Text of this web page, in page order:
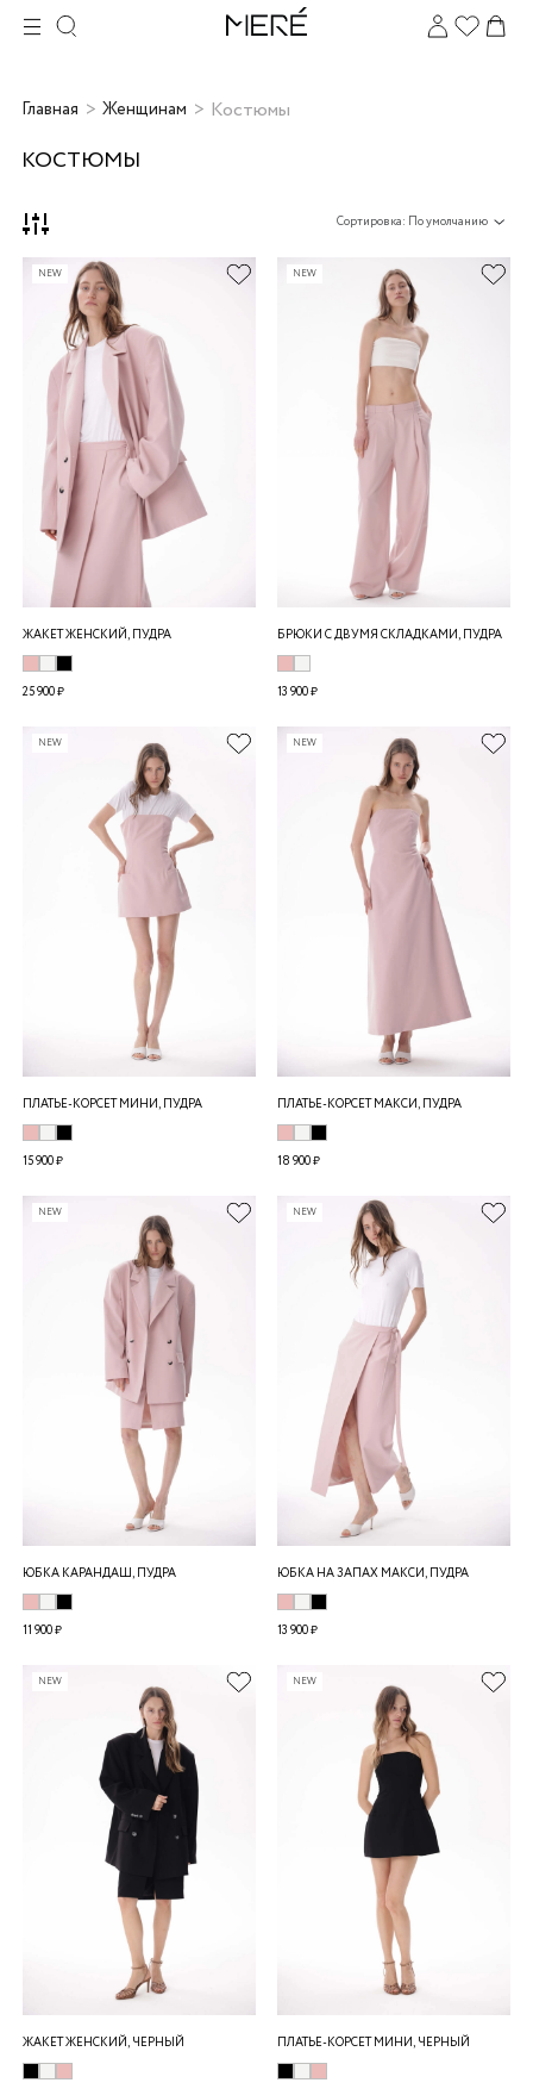
Главная Женщинам Костюмы
КОСТЮМЫ
Сортировка: По умолчанию
NEW
ЖАКЕТ ЖЕНСКИЙ, ПУДРА
25 900 ₽
NEW
БРЮКИ С ДВУМЯ СКЛАДКАМИ, ПУДРА
13 900 ₽
NEW
ПЛАТЬЕ-КОРСЕТ МИНИ, ПУДРА
15 900 ₽
NEW
ПЛАТЬЕ-КОРСЕТ МАКСИ, ПУДРА
18 900 ₽
NEW
ЮБКА КАРАНДАШ, ПУДРА
11 900 ₽
NEW
ЮБКА НА ЗАПАХ МАКСИ, ПУДРА
13 900 ₽
NEW
ЖАКЕТ ЖЕНСКИЙ, ЧЕРНЫЙ
NEW
ПЛАТЬЕ-КОРСЕТ МИНИ, ЧЕРНЫЙ